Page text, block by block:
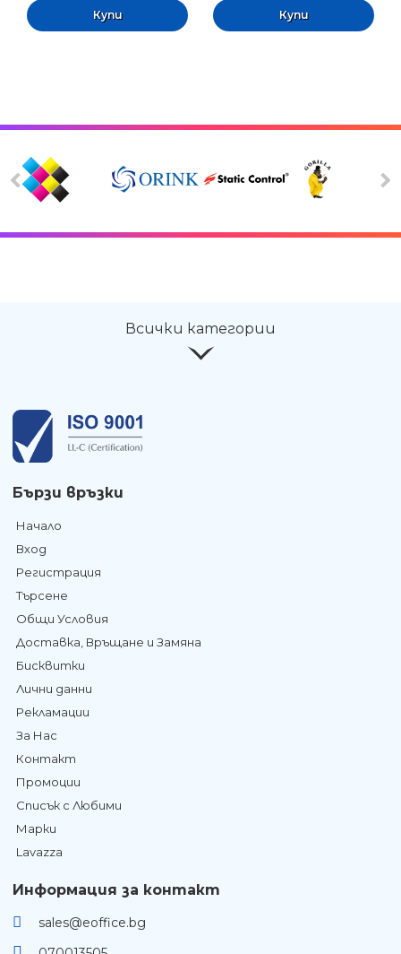
Всички категории
Бързи връзки
Начало
Вход
Регистрация
Търсене
Общи Условия
Доставка, Връщане и Замяна
Бисквитки
Лични данни
Рекламации
За Нас
Контакт
Промоции
Списък с Любими
Марки
Lavazza
Информация за контакт
sales@eoffice.bg